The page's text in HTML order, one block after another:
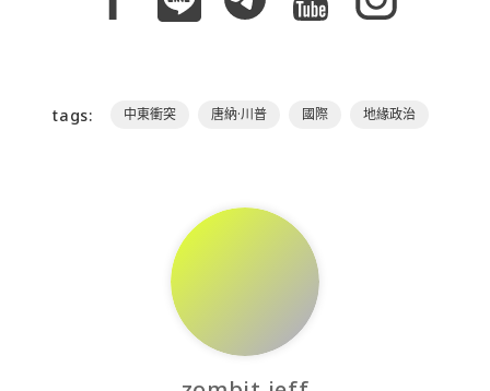
tags: 中東衝突 唐納·川普 國際 地緣政治